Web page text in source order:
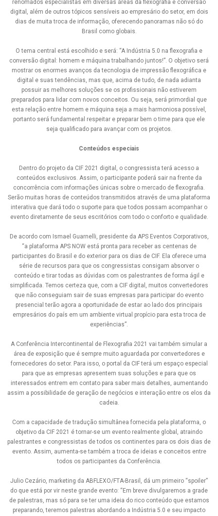
renomados especialistas em diversas áreas da flexografia e conversão
digital, além de outros tópicos sensíveis ao empresário do setor, em dois
dias de muita troca de informação, oferecendo panoramas não só do
Brasil como globais.
O tema central está escolhido e será: “A Indústria 5.0 na flexografia e
conversão digital: homem e máquina trabalhando juntos!”. O objetivo será
mostrar os enormes avanços da tecnologia de impressão flexográfica e
digital e suas tendências, mas que, acima de tudo, de nada adianta
possuir as melhores soluções se os profissionais não estiverem
preparados para lidar com novos conceitos. Ou seja, será primordial que
esta relação entre homem e máquina seja a mais harmoniosa possível,
portanto será fundamental respeitar e preparar bem o time para que ele
seja qualificado para avançar com os projetos.
Conteúdos especiais
Dentro do projeto da CIF 2021 digital, o congressista terá acesso a
conteúdos exclusivos. Assim, o participante poderá sair na frente da
concorrência com informações únicas sobre o mercado de flexografia.
Serão muitas horas de conteúdos transmitidos através de uma plataforma
interativa que dará todo o suporte para que todos possam acompanhar o
evento diretamente de seus escritórios com todo o conforto e qualidade.
De acordo com Ismael Guarnelli, presidente da APS Eventos Corporativos,
“a plataforma APS NOW está pronta para receber as centenas de
participantes do Brasil e do exterior para os dias de CIF. Ela oferece uma
série de recursos para que os congressistas consigam absorver o
conteúdo e tirar todas as dúvidas com os palestrantes de forma ágil e
simplificada. Temos certeza que, com a CIF digital, muitos convertedores
que não conseguiam sair de suas empresas para participar do evento
presencial terão agora a oportunidade de estar ao lado dos principais
empresários do país em um ambiente virtual propício para esta troca de
experiências”.
A Conferência Intercontinental de Flexografia 2021 vai também simular a
área de exposição que é sempre muito aguardada por convertedores e
fornecedores do setor. Para isso, o portal da CIF terá um espaço especial
para que as empresas apresentem suas soluções e para que os
interessados entrem em contato para saber mais detalhes, aumentando
assim a possibilidade de geração de negócios e interação entre os elos da
cadeia.
Com a capacidade de tradução simultânea fornecida pela plataforma, o
objetivo da CIF 2021 é tornar-se um evento realmente global, atraindo
palestrantes e congressistas de todos os continentes para os dois dias de
evento. Assim, aumenta-se também a troca de ideias e conceitos entre
todos os participantes da Conferência.
Julio Cezário, marketing da ABFLEXO/FTA-Brasil, dá um primeiro “spoiler”
do que está por vir neste grande evento: “Em breve divulgaremos a grade
de palestras, mas só para se ter uma ideia do rico conteúdo que estamos
preparando, teremos palestras abordando a Indústria 5.0 e seu impacto